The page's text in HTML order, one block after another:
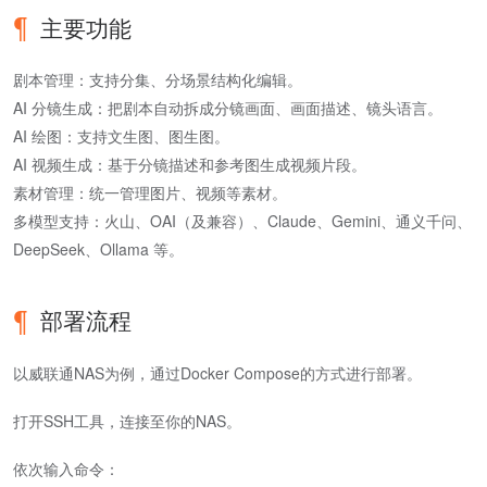
主要功能
剧本管理：支持分集、分场景结构化编辑。
AI 分镜生成：把剧本自动拆成分镜画面、画面描述、镜头语言。
AI 绘图：支持文生图、图生图。
AI 视频生成：基于分镜描述和参考图生成视频片段。
素材管理：统一管理图片、视频等素材。
多模型支持：火山、OAI（及兼容）、Claude、Gemini、通义千问、
DeepSeek、Ollama 等。
部署流程
以威联通NAS为例，通过Docker Compose的方式进行部署。
打开SSH工具，连接至你的NAS。
依次输入命令：